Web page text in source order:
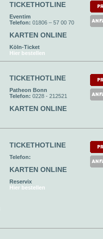
TICKETHOTLINE
Eventim
Telefon: 01806 – 57 00 70
KARTEN ONLINE
Köln-Ticket
Hier bestellen
TICKETHOTLINE
Patheon Bonn
Telefon: 0228 - 212521
KARTEN ONLINE
TICKETHOTLINE
Telefon:
KARTEN ONLINE
Reservix
Hier bestellen